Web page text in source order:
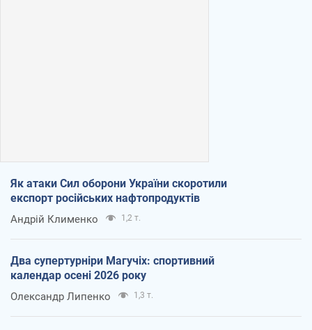
Як атаки Сил оборони України скоротили
експорт російських нафтопродуктів
Андрій Клименко 1,2 т.
Два супертурніри Магучіх: спортивний
календар осені 2026 року
Олександр Липенко 1,3 т.